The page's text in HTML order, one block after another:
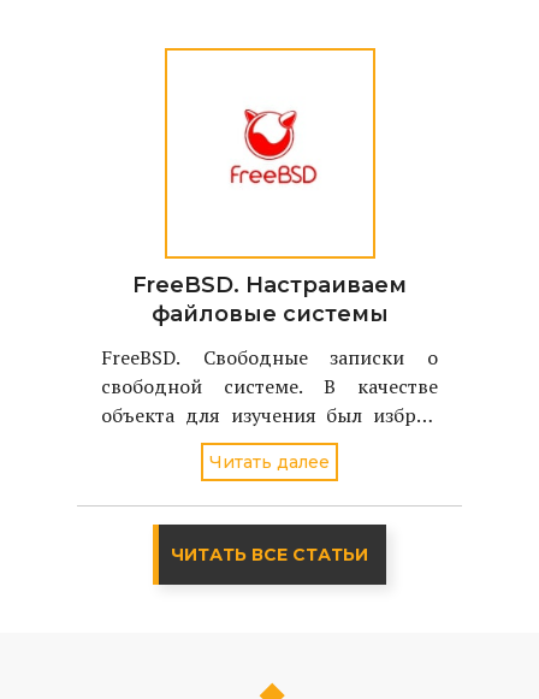
FreeBSD. Настраиваем
файловые системы
FreeBSD. Свободные записки о
свободной системе. В качестве
объекта для изучения был избран
однодисковый вариант FreeBSD
стабильной версии - 4.2
Читать далее
ЧИТАТЬ ВСЕ СТАТЬИ